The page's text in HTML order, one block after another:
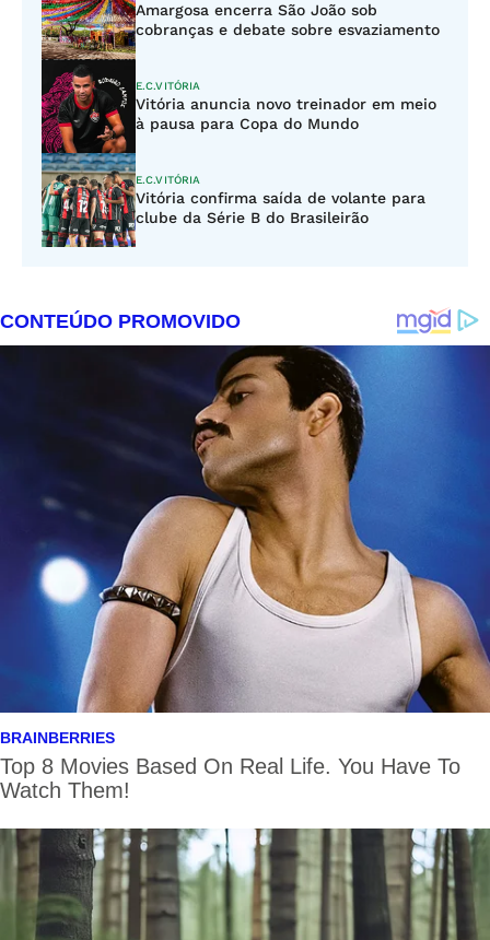
Amargosa encerra São João sob
cobranças e debate sobre esvaziamento
E.C.VITÓRIA
Vitória anuncia novo treinador em meio
à pausa para Copa do Mundo
E.C.VITÓRIA
Vitória confirma saída de volante para
clube da Série B do Brasileirão